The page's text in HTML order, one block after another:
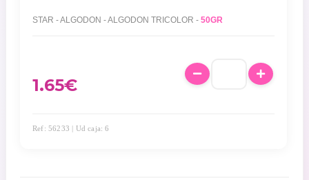
STAR - ALGODON - ALGODON TRICOLOR - 50GR
1.65€
Ref: 56233 | Ud caja: 6